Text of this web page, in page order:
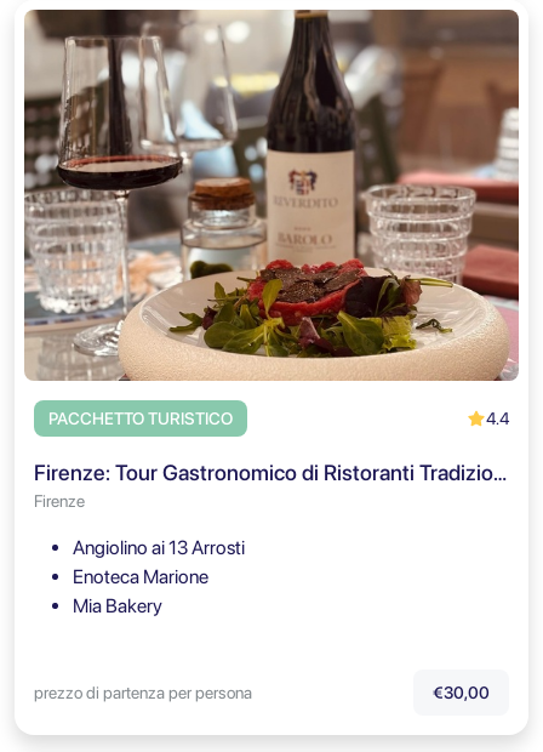
PACCHETTO TURISTICO 4.4
Firenze: Tour Gastronomico di Ristoranti Tradizionali & Abbinamenti di Vino
Firenze
Angiolino ai 13 Arrosti
Enoteca Marione
Mia Bakery
prezzo di partenza per persona €30,00